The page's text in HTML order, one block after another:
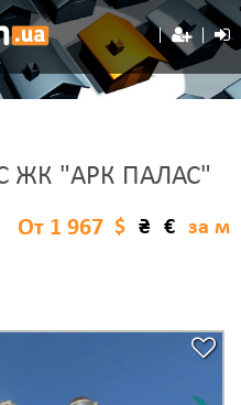
"АРК ПАЛАС"
$ ₴ € за м
От 1 967